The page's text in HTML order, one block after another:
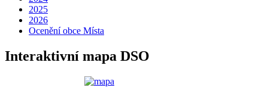
2025
2026
Ocenění obce Místa
Interaktivní mapa DSO